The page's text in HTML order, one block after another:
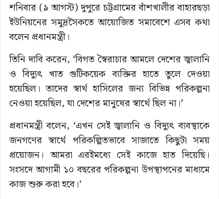
শনিবার (৯ আগস্ট) দুপুরে চট্টগ্রামের বাঁশখালীর বাহারছড়া
ইউনিয়নের সমুদ্রসৈকতে আয়োজিত সমাবেশে এসব কথা
বলেন প্রধানমন্ত্রী।
তিনি দাবি করেন, ‘বিগত স্বৈরাচার আমলে দেশের জ্বালানি
ও বিদ্যুৎ খাত গুটিকয়েক ব্যক্তির হাতে তুলে দেওয়া
হয়েছিল। তাদের স্বার্থ হাসিলের জন্য বিভিন্ন পরিকল্পনা
নেওয়া হয়েছিল, যা দেশের মানুষের স্বার্থে ছিল না।’
প্রধানমন্ত্রী বলেন, ‘এখন সেই জ্বালানি ও বিদ্যুৎ ব্যবস্থাকে
জনগণের স্বার্থে পরিকল্পিতভাবে সাজাতে কিছুটা সময়
প্রয়োজন। আমরা এরইমধ্যে সেই কাজে হাত দিয়েছি।
সংসদে আগামী ১০ বছরের পরিকল্পনা উপস্থাপনের মাধ্যমে
কাজ শুরু করা হবে।’